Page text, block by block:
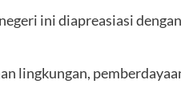
ini diapreasiasi
lingkungan,